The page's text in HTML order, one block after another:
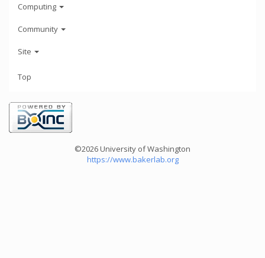
Computing
Community
Site
Top
©2026 University of Washington
https://www.bakerlab.org